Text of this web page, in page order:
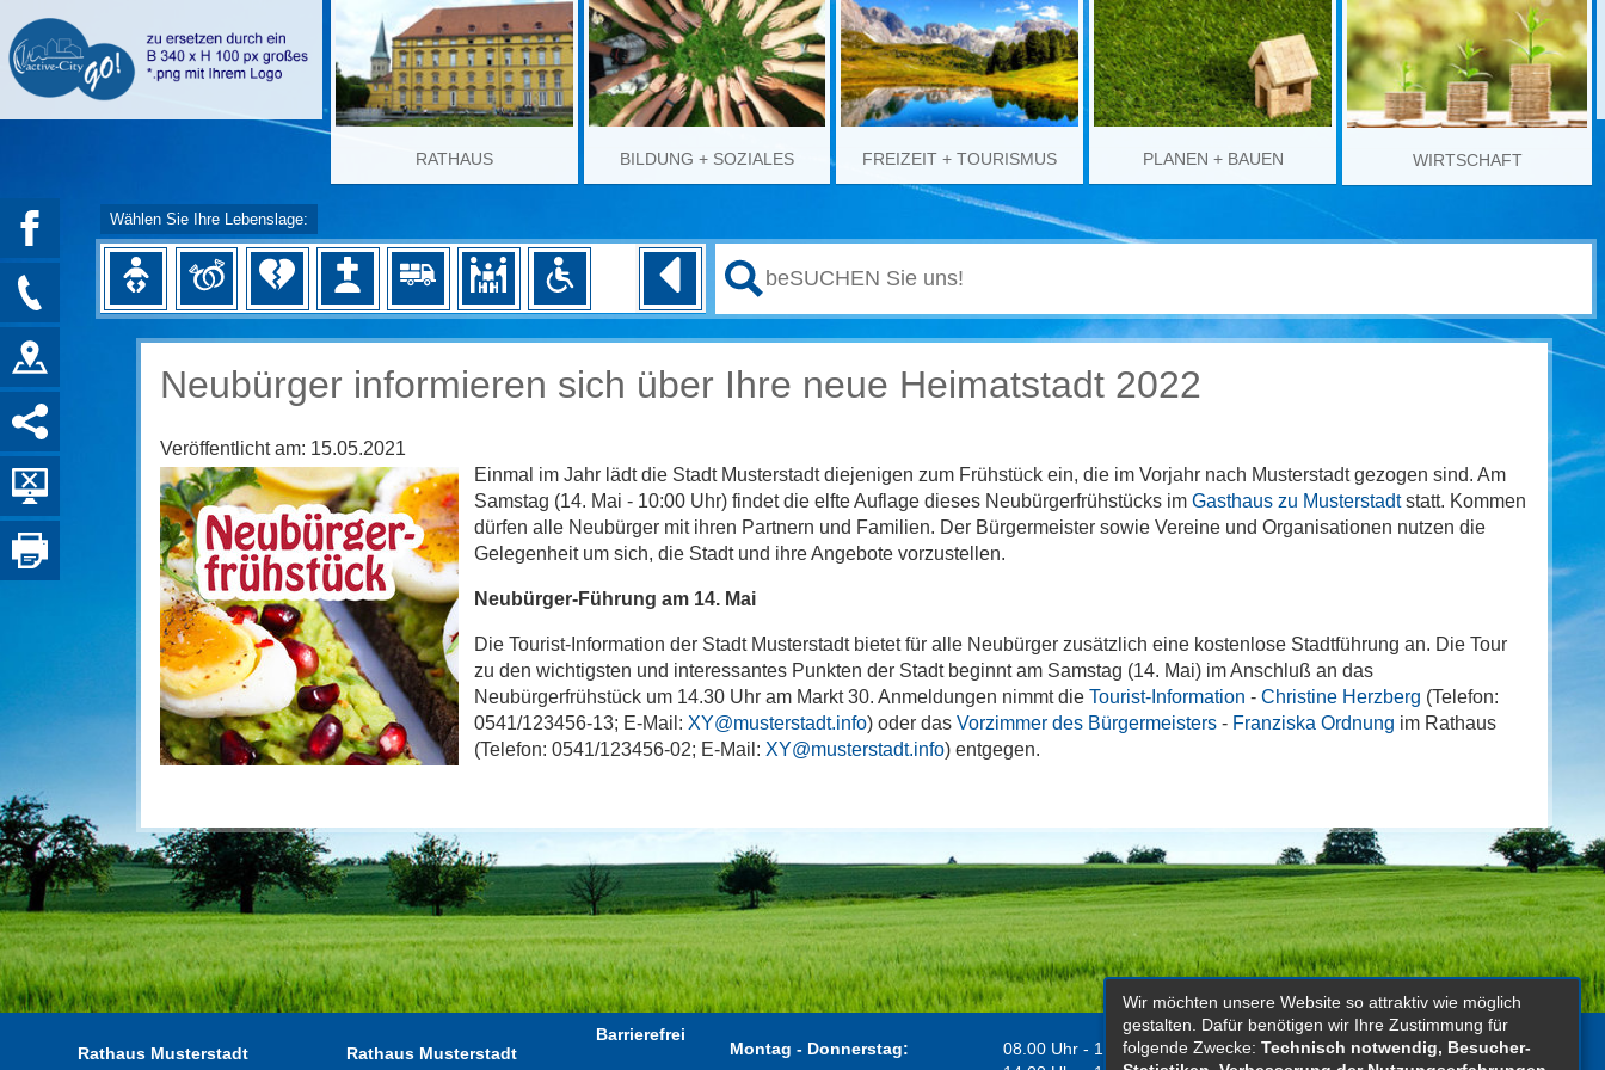
RATHAUS BILDUNG + SOZIALES FREIZEIT + TOURISMUS PLANEN + BAUEN WIRTSCHAFT
Wählen Sie Ihre Lebenslage:
Neubürger informieren sich über Ihre neue Heimatstadt 2022
Veröffentlicht am: 15.05.2021
Einmal im Jahr lädt die Stadt Musterstadt diejenigen zum Frühstück ein, die im Vorjahr nach Musterstadt gezogen sind. Am
Samstag (14. Mai - 10:00 Uhr) findet die elfte Auflage dieses Neubürgerfrühstücks imGasthaus zu Musterstadtstatt. Kommen
dürfen alle Neubürger mit ihren Partnern und Familien. Der Bürgermeister sowie Vereine und Organisationen nutzen die
Gelegenheit um sich, die Stadt und ihre Angebote vorzustellen.
Neubürger-Führung am 14. Mai
Die Tourist-Information der Stadt Musterstadt bietet für alle Neubürger zusätzlich eine kostenlose Stadtführung an. Die Tour
zu den wichtigsten und interessantes Punkten der Stadt beginnt am Samstag (14. Mai) im Anschluß an das
Neubürgerfrühstück um 14.30 Uhr am Markt 30. Anmeldungen nimmt dieTourist-Information -Christine Herzberg (Telefon:
0541/123456-13; E-Mail: XY@musterstadt.info) oder dasVorzimmer des Bürgermeisters - Franziska Ordnung im Rathaus
(Telefon: 0541/123456-02; E-Mail: XY@musterstadt.info) entgegen.
Rathaus Musterstadt Rathaus Musterstadt Montag - Donnerstag:
08.00 Uhr - 12.00 Uhr
Kontakt
Barrierefrei
Wir möchten unsere Website so attraktiv wie möglich
gestalten. Dafür benötigen wir Ihre Zustimmung für
folgende Zwecke: Technisch notwendig, Besucher-